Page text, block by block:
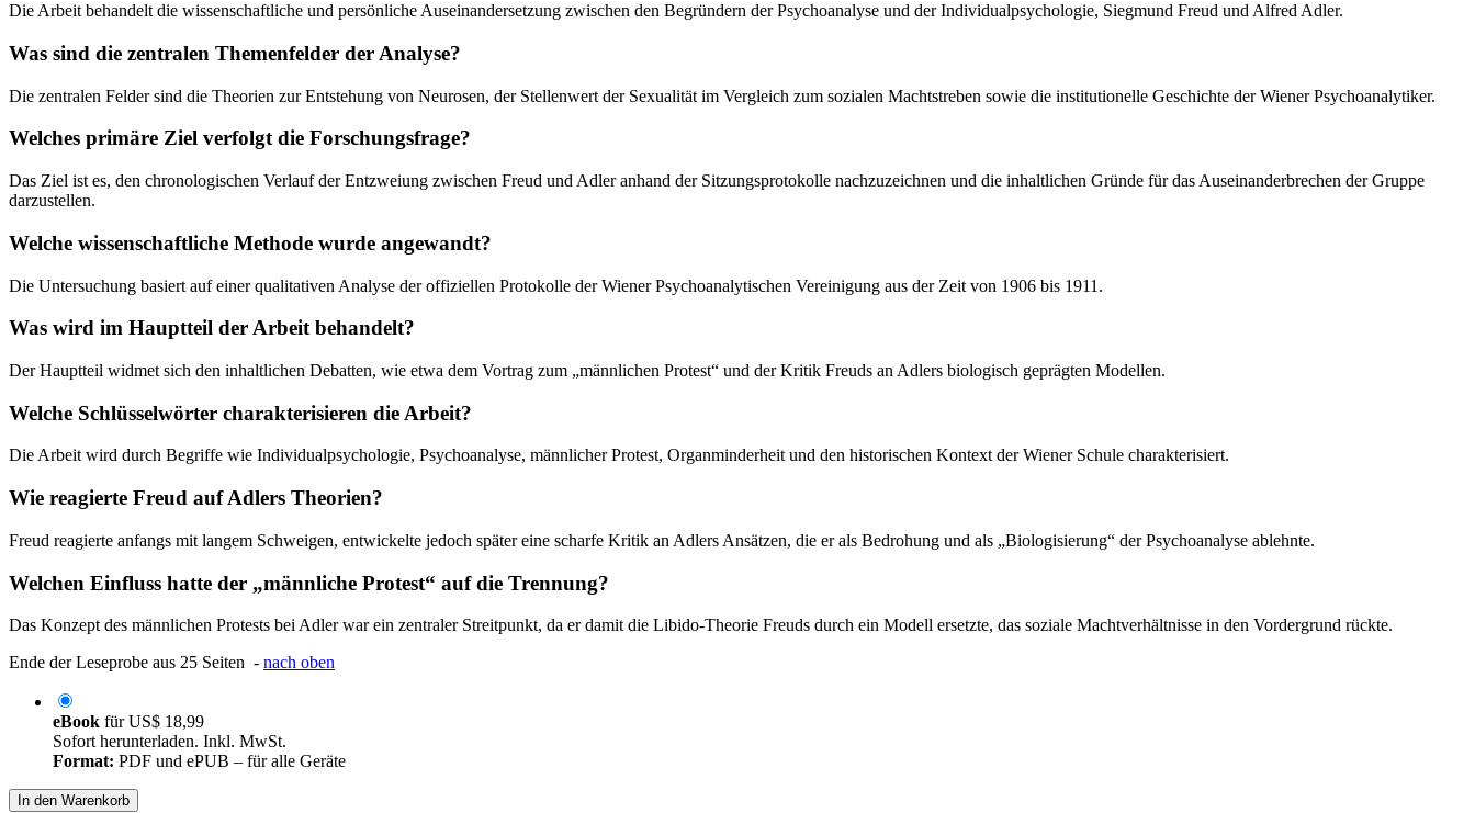
Die Arbeit behandelt die wissenschaftliche und persönliche Auseinandersetzung zwischen den Begründern der Psychoanalyse und der Individualpsychologie, Siegmund Freud und Alfred Adler.
Was sind die zentralen Themenfelder der Analyse?
Die zentralen Felder sind die Theorien zur Entstehung von Neurosen, der Stellenwert der Sexualität im Vergleich zum sozialen Machtstreben sowie die institutionelle Geschichte der Wiener Psychoanalytiker.
Welches primäre Ziel verfolgt die Forschungsfrage?
Das Ziel ist es, den chronologischen Verlauf der Entzweiung zwischen Freud und Adler anhand der Sitzungsprotokolle nachzuzeichnen und die inhaltlichen Gründe für das Auseinanderbrechen der Gruppe
darzustellen.
Welche wissenschaftliche Methode wurde angewandt?
Die Untersuchung basiert auf einer qualitativen Analyse der offiziellen Protokolle der Wiener Psychoanalytischen Vereinigung aus der Zeit von 1906 bis 1911.
Was wird im Hauptteil der Arbeit behandelt?
Der Hauptteil widmet sich den inhaltlichen Debatten, wie etwa dem Vortrag zum „männlichen Protest“ und der Kritik Freuds an Adlers biologisch geprägten Modellen.
Welche Schlüsselwörter charakterisieren die Arbeit?
Die Arbeit wird durch Begriffe wie Individualpsychologie, Psychoanalyse, männlicher Protest, Organminderheit und den historischen Kontext der Wiener Schule charakterisiert.
Wie reagierte Freud auf Adlers Theorien?
Freud reagierte anfangs mit langem Schweigen, entwickelte jedoch später eine scharfe Kritik an Adlers Ansätzen, die er als Bedrohung und als „Biologisierung“ der Psychoanalyse ablehnte.
Welchen Einfluss hatte der „männliche Protest“ auf die Trennung?
Das Konzept des männlichen Protests bei Adler war ein zentraler Streitpunkt, da er damit die Libido-Theorie Freuds durch ein Modell ersetzte, das soziale Machtverhältnisse in den Vordergrund rückte.
Ende der Leseprobe aus 25 Seiten - nach oben
eBook fürUS$ 18,99
Sofort herunterladen. Inkl. MwSt.
Format: PDF und ePUB – für alle Geräte
In den Warenkorb